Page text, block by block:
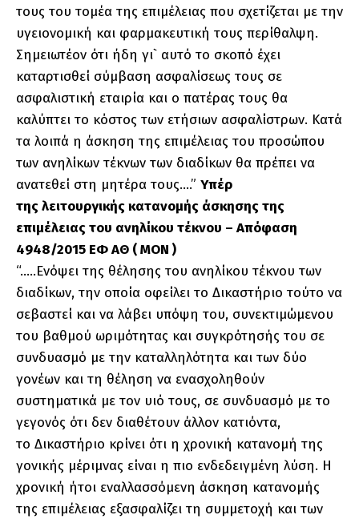
τους του τομέα της επιμέλειας που σχετίζεται με την
υγειονομική και φαρμακευτική τους περίθαλψη.
Σημειωτέον ότι ήδη γι` αυτό το σκοπό έχει
καταρτισθεί σύμβαση ασφαλίσεως τους σε
ασφαλιστική εταιρία και ο πατέρας τους θα
καλύπτει το κόστος των ετήσιων ασφαλίστρων. Κατά
τα λοιπά η άσκηση της επιμέλειας του προσώπου
των ανηλίκων τέκνων των διαδίκων θα πρέπει να
ανατεθεί στη μητέρα τους….” Υπέρ
τηςλειτουργικής κατανομής άσκησης της
επιμέλειας του ανηλίκου τέκνου – Απόφαση
4948/2015 ΕΦ ΑΘ ( ΜΟΝ )
“…..Ενόψει της θέλησης του ανηλίκου τέκνου των
διαδίκων, την οποία οφείλει το Δικαστήριο τούτο να
σεβαστεί και να λάβει υπόψη του, συνεκτιμώμενου
του βαθμού ωριμότητας και συγκρότησής του σε
συνδυασμό με την καταλληλότητα και των δύο
γονέων και τη θέληση να ενασχοληθούν
συστηματικά με τον υιό τους, σε συνδυασμό με το
γεγονός ότι δεν διαθέτουν άλλον κατιόντα,
το Δικαστήριο κρίνει ότι η χρονική κατανομή της
γονικής μέριμνας είναι η πιο ενδεδειγμένη λύση. Η
χρονική ήτοι εναλλασσόμενη άσκηση κατανομής
της επιμέλειας εξασφαλίζει τη συμμετοχή και των